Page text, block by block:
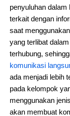
penyuluhan
terkait dengan
saat
yang terlibat
terhubung,
komunikasi
ada menjadi lebih
pada kelompok
menggunakan
akan membuat